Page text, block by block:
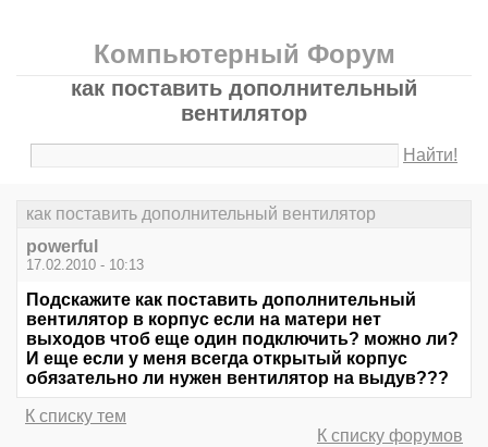
Компьютерный Форум
как поставить дополнительный
вентилятор
Найти!
как поставить дополнительный вентилятор
powerful
17.02.2010 - 10:13
Подскажите как поставить дополнительный
вентилятор в корпус если на матери нет
выходов чтоб еще один подключить? можно ли?
И еще если у меня всегда открытый корпус
обязательно ли нужен вентилятор на выдув???
К списку тем
К списку форумов